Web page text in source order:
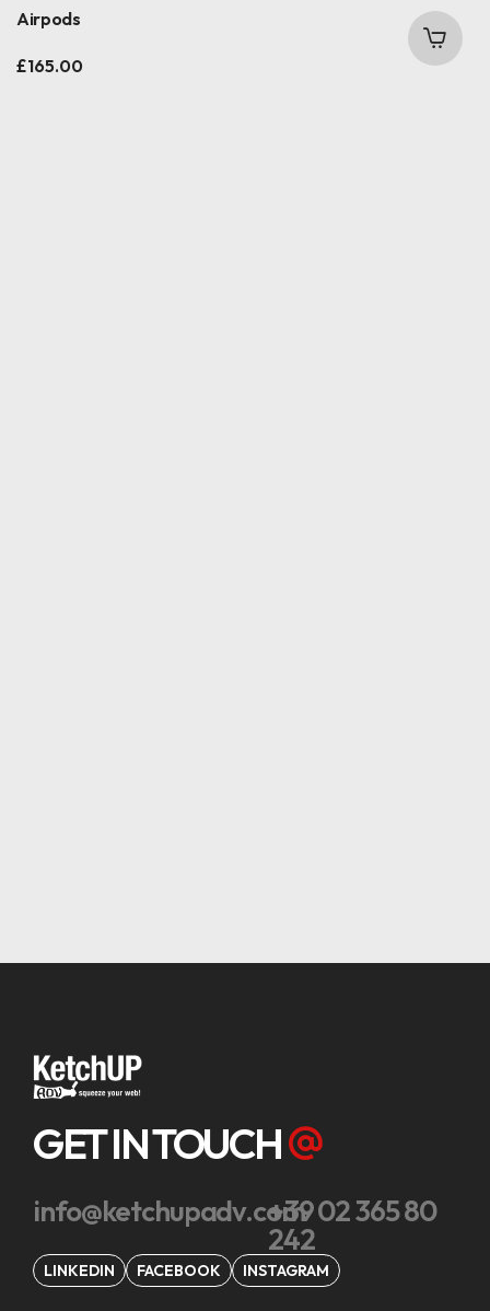
Airpods
£165.00
GET IN TOUCH
info@ketchupadv.com+39 02 365 80
242
LINKEDIN FACEBOOK INSTAGRAM